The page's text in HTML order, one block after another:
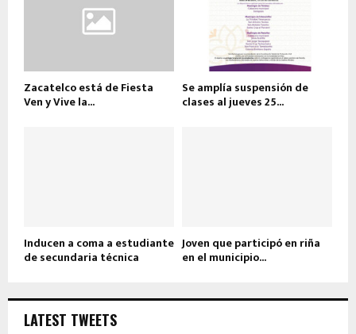
Zacatelco está de Fiesta
Ven y Vive la...
Se amplía suspensión de
clases al jueves 25...
Inducen a coma a estudiante
de secundaria técnica
Joven que participó en riña
en el municipio...
LATEST TWEETS